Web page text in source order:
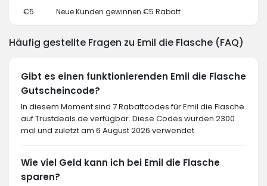
€5 Neue Kunden gewinnen €5 Rabatt
Häufig gestellte Fragen zu Emil die Flasche (FAQ)
Gibt es einen funktionierenden Emil die Flasche
Gutscheincode?
In diesem Moment sind 7 Rabattcodes für Emil die Flasche
auf Trustdeals.de verfügbar. Diese Codes wurden 2300
mal und zuletzt am 6 August 2026 verwendet.
Wie viel Geld kann ich bei Emil die Flasche
sparen?